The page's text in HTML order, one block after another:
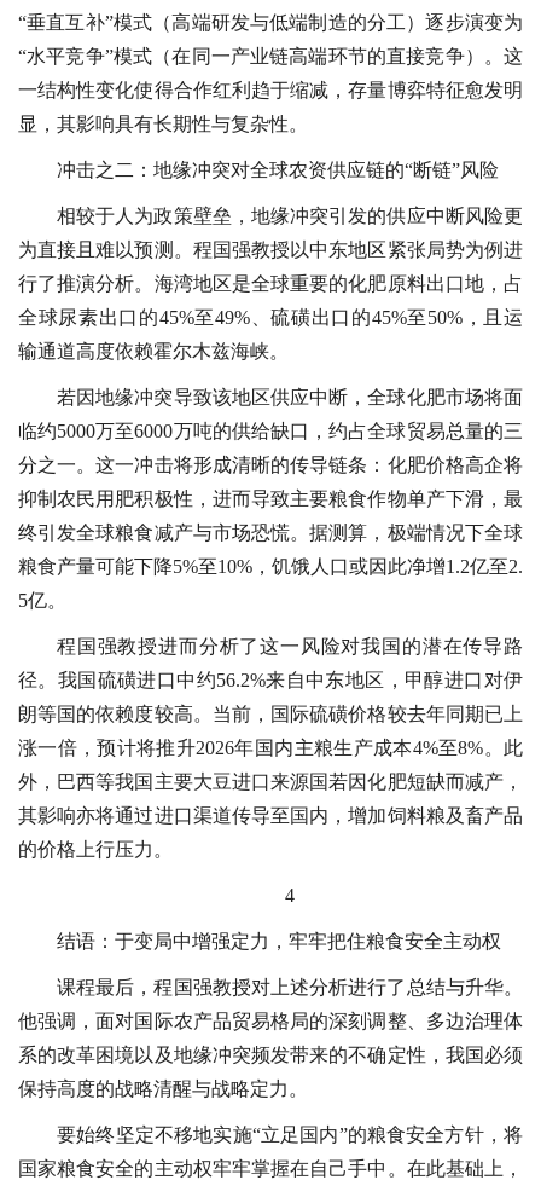
“垂直互补”模式（高端研发与低端制造的分工）逐步演变为
“水平竞争”模式（在同一产业链高端环节的直接竞争）。这
一结构性变化使得合作红利趋于缩减，存量博弈特征愈发明
显，其影响具有长期性与复杂性。
冲击之二：地缘冲突对全球农资供应链的“断链”风险
相较于人为政策壁垒，地缘冲突引发的供应中断风险更
为直接且难以预测。程国强教授以中东地区紧张局势为例进
行了推演分析。海湾地区是全球重要的化肥原料出口地，占
全球尿素出口的45%至49%、硫磺出口的45%至50%，且运
输通道高度依赖霍尔木兹海峡。
若因地缘冲突导致该地区供应中断，全球化肥市场将面
临约5000万至6000万吨的供给缺口，约占全球贸易总量的三
分之一。这一冲击将形成清晰的传导链条：化肥价格高企将
抑制农民用肥积极性，进而导致主要粮食作物单产下滑，最
终引发全球粮食减产与市场恐慌。据测算，极端情况下全球
粮食产量可能下降5%至10%，饥饿人口或因此净增1.2亿至2.
5亿。
程国强教授进而分析了这一风险对我国的潜在传导路
径。我国硫磺进口中约56.2%来自中东地区，甲醇进口对伊
朗等国的依赖度较高。当前，国际硫磺价格较去年同期已上
涨一倍，预计将推升2026年国内主粮生产成本4%至8%。此
外，巴西等我国主要大豆进口来源国若因化肥短缺而减产，
其影响亦将通过进口渠道传导至国内，增加饲料粮及畜产品
的价格上行压力。
4
结语：于变局中增强定力，牢牢把住粮食安全主动权
课程最后，程国强教授对上述分析进行了总结与升华。
他强调，面对国际农产品贸易格局的深刻调整、多边治理体
系的改革困境以及地缘冲突频发带来的不确定性，我国必须
保持高度的战略清醒与战略定力。
要始终坚定不移地实施“立足国内”的粮食安全方针，将
国家粮食安全的主动权牢牢掌握在自己手中。在此基础上，